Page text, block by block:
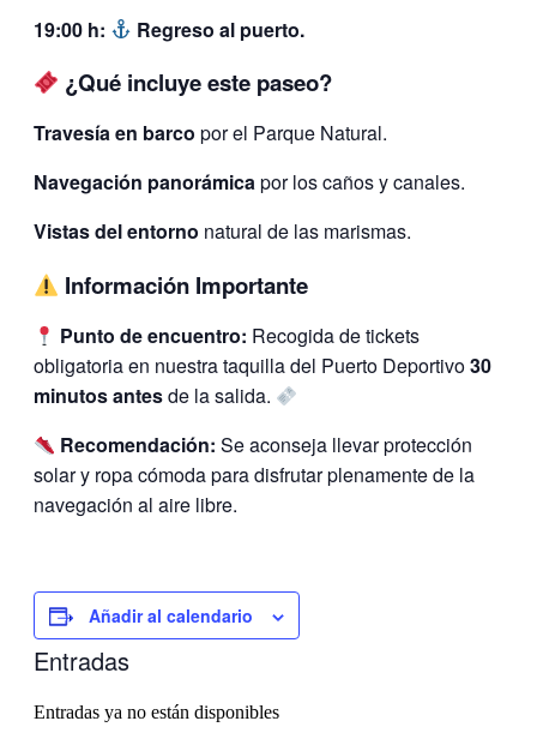
19:00 h:
Regreso al puerto.
¿Qué incluye este paseo?
Travesía en barco por el Parque Natural.
Navegación panorámicapor los caños y canales.
Vistas del entorno natural de las marismas.
Información Importante
Punto de encuentro: Recogida de tickets
obligatoria en nuestra taquilla del Puerto Deportivo30
minutos antesde la salida.
Recomendación: Se aconseja llevar protección
solar y ropa cómoda para disfrutar plenamente de la
navegación al aire libre.
Añadir al calendario
Entradas
Entradas ya no están disponibles